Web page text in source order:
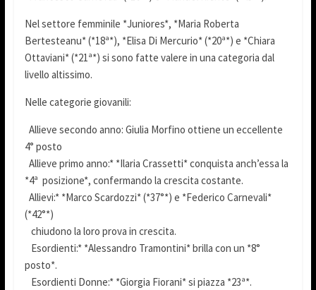
Nel settore femminile *Juniores*, *Maria Roberta
Bertesteanu* (*18ª*), *Elisa Di Mercurio* (*20ª*) e *Chiara
Ottaviani* (*21ª*) si sono fatte valere in una categoria dal
livello altissimo.
Nelle categorie giovanili:
Allieve secondo anno: Giulia Morfino ottiene un eccellente
4° posto
Allieve primo anno:* *Ilaria Crassetti* conquista anch’essa la
*4ª posizione*, confermando la crescita costante.
Allievi:* *Marco Scardozzi* (*37°*) e *Federico Carnevali*
(*42°*)
chiudono la loro prova in crescita.
Esordienti:* *Alessandro Tramontini* brilla con un *8°
posto*.
Esordienti Donne:* *Giorgia Fiorani* si piazza *23ª*.